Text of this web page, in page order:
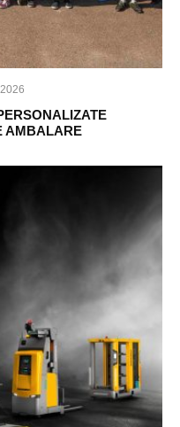
AMBALARE